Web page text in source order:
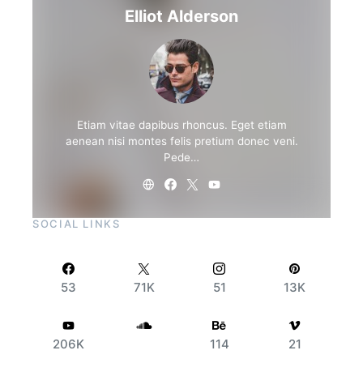
Elliot Alderson
Etiam vitae dapibus rhoncus. Eget etiam
aenean nisi montes felis pretium donec veni.
Pede…
SOCIAL LINKS
53 71K 51 13K
206K 114 21